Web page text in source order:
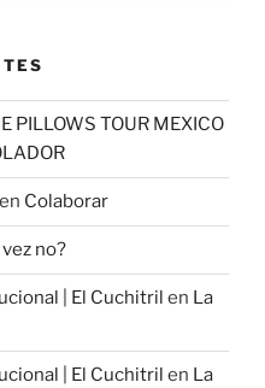
PILLOWS TOUR MEXICO
en Colaborar
no?
| El Cuchitril en La
| El Cuchitril en La